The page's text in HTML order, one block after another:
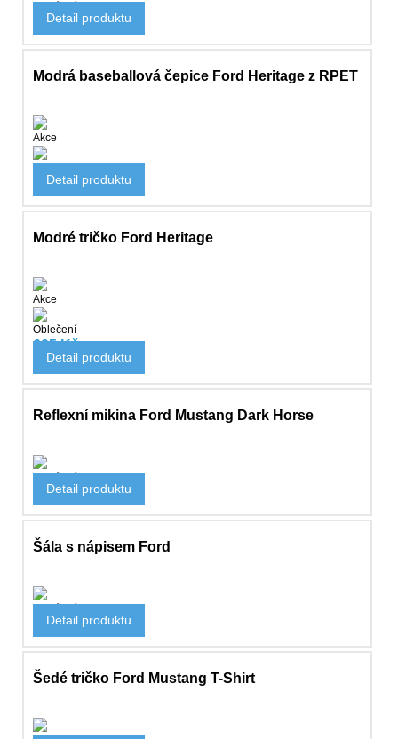
520 Kč
Detail produktu
Modrá baseballová čepice Ford Heritage z RPET
Akce
530 Kč
Detail produktu
Modré tričko Ford Heritage
Akce
Oblečení
605 Kč
Detail produktu
Reflexní mikina Ford Mustang Dark Horse
1 918 Kč
Detail produktu
Šála s nápisem Ford
373 Kč
Detail produktu
Šedé tričko Ford Mustang T-Shirt